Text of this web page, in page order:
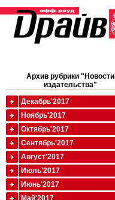
Архив рубрики "Новости
издательства"
Декабрь'2017
Ноябрь'2017
Октябрь'2017
Сентябрь'2017
Август'2017
Июль'2017
Июнь'2017
Май'2017